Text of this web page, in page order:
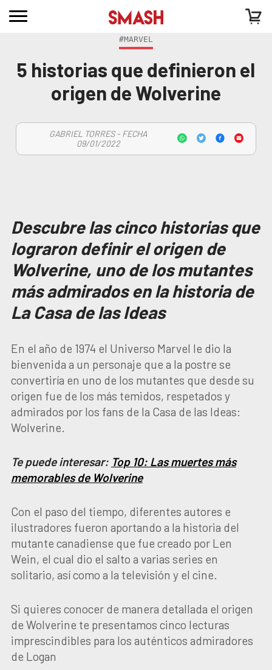
#MARVEL
5 historias que definieron el
origen de Wolverine
GABRIEL TORRES - FECHA
09/01/2022
Descubre las cinco historias que
lograron definir el origen de
Wolverine, uno de los mutantes
más admirados en la historia de
La Casa de las Ideas
En el año de 1974 el Universo Marvel le dio la
bienvenida a un personaje que a la postre se
convertiría en uno de los mutantes que desde su
origen fue de los más temidos, respetados y
admirados por los fans de la Casa de las Ideas:
Wolverine.
Te puede interesar: Top 10: Las muertes más
memorables de Wolverine
Con el paso del tiempo, diferentes autores e
ilustradores fueron aportando a la historia del
mutante canadiense que fue creado por Len
Wein, el cual dio el salto a varias series en
solitario, así como a la televisión y el cine.
Si quieres conocer de manera detallada el origen
de Wolverine te presentamos cinco lecturas
imprescindibles para los auténticos admiradores
de Logan